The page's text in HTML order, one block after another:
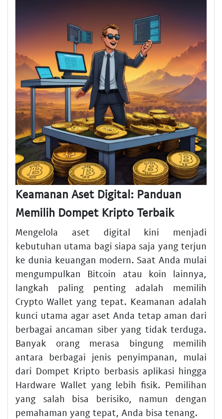
Keamanan Aset Digital: Panduan
Memilih Dompet Kripto Terbaik
Mengelola aset digital kini menjadi
kebutuhan utama bagi siapa saja yang terjun
ke dunia keuangan modern. Saat Anda mulai
mengumpulkan Bitcoin atau koin lainnya,
langkah paling penting adalah memilih
Crypto Wallet yang tepat. Keamanan adalah
kunci utama agar aset Anda tetap aman dari
berbagai ancaman siber yang tidak terduga.
Banyak orang merasa bingung memilih
antara berbagai jenis penyimpanan, mulai
dari Dompet Kripto berbasis aplikasi hingga
Hardware Wallet yang lebih fisik. Pemilihan
yang salah bisa berisiko, namun dengan
pemahaman yang tepat, Anda bisa tenang.